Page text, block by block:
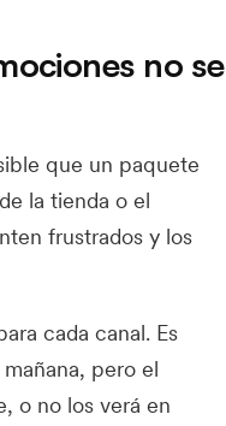
no se
que un paquete
la tienda o el
frustrados y los
cada canal. Es
pero el
o no los verá en